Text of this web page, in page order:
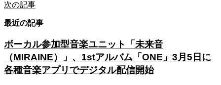
次の記事
最近の記事
ボーカル参加型音楽ユニット「未来音
（MIRAINE）」、1stアルバム「ONE」3月5日に
各種音楽アプリでデジタル配信開始